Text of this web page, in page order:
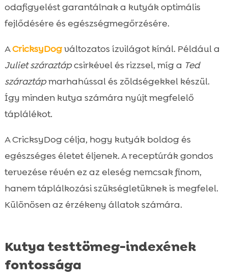
odafigyelést garantálnak a kutyák optimális
fejlődésére és egészségmegőrzésére.
ACricksyDogváltozatos ízvilágot kínál. Például a
Juliet száraztápcsirkével és rizzsel, míg a Ted
száraztápmarhahússal és zöldségekkel készül.
Így minden kutya számára nyújt megfelelő
táplálékot.
A CricksyDog célja, hogy kutyák boldog és
egészséges életet éljenek. A receptúrák gondos
tervezése révén ez az eleség nemcsak finom,
hanem táplálkozási szükségletüknek is megfelel.
Különösen az érzékeny állatok számára.
Kutya testtömeg-indexének
fontossága